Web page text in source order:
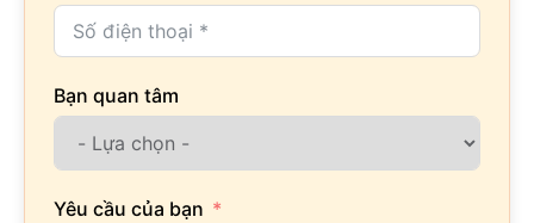
Bạn quan tâm
Yêu cầu của bạn